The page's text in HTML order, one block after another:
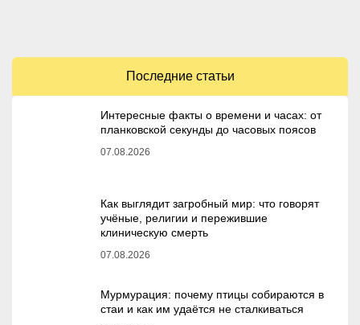
Последние статьи
Интересные факты о времени и часах: от
планковской секунды до часовых поясов
07.08.2026
Как выглядит загробный мир: что говорят
учёные, религии и пережившие
клиническую смерть
07.08.2026
Мурмурация: почему птицы собираются в
стаи и как им удаётся не сталкиваться